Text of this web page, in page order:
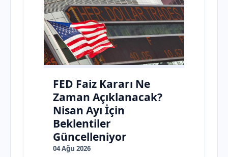
FED Faiz Kararı Ne
Zaman Açıklanacak?
Nisan Ayı İçin
Beklentiler
Güncelleniyor
04 Ağu 2026